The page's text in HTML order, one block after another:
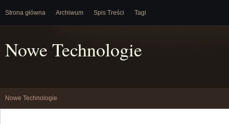
Strona główna Archiwum Spis Treści Tagi
Nowe Technologie
Nowe Technologie